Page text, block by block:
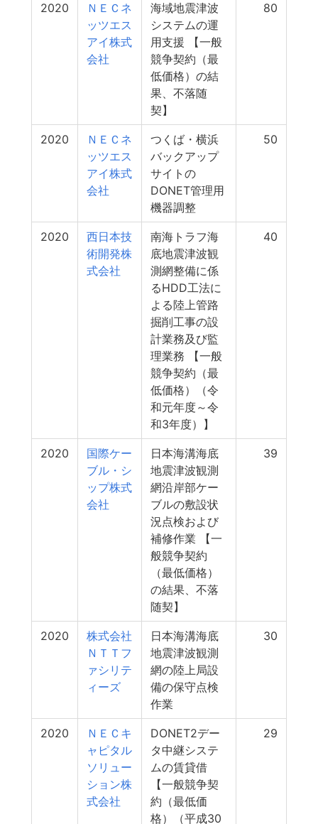
2020
ＮＥＣネ
ッツエス
アイ株式
会社
海域地震津波
システムの運
用支援 【一般
競争契約（最
低価格）の結
果、不落随
契】
80
2020
ＮＥＣネ
ッツエス
アイ株式
会社
つくば・横浜
バックアップ
サイトの
DONET管理用
機器調整
50
2020
西日本技
術開発株
式会社
南海トラフ海
底地震津波観
測網整備に係
るHDD工法に
よる陸上管路
掘削工事の設
計業務及び監
理業務 【一般
競争契約（最
低価格）（令
和元年度～令
和3年度）】
40
2020
国際ケー
ブル・シ
ップ株式
会社
日本海溝海底
地震津波観測
網沿岸部ケー
ブルの敷設状
況点検および
補修作業 【一
般競争契約
（最低価格）
の結果、不落
随契】
39
2020
株式会社
ＮＴＴフ
ァシリテ
ィーズ
日本海溝海底
地震津波観測
網の陸上局設
備の保守点検
作業
30
2020
ＮＥＣキ
ャピタル
ソリュー
ション株
式会社
DONET2デー
タ中継システ
ムの賃貸借
【一般競争契
約（最低価
格）（平成30
29